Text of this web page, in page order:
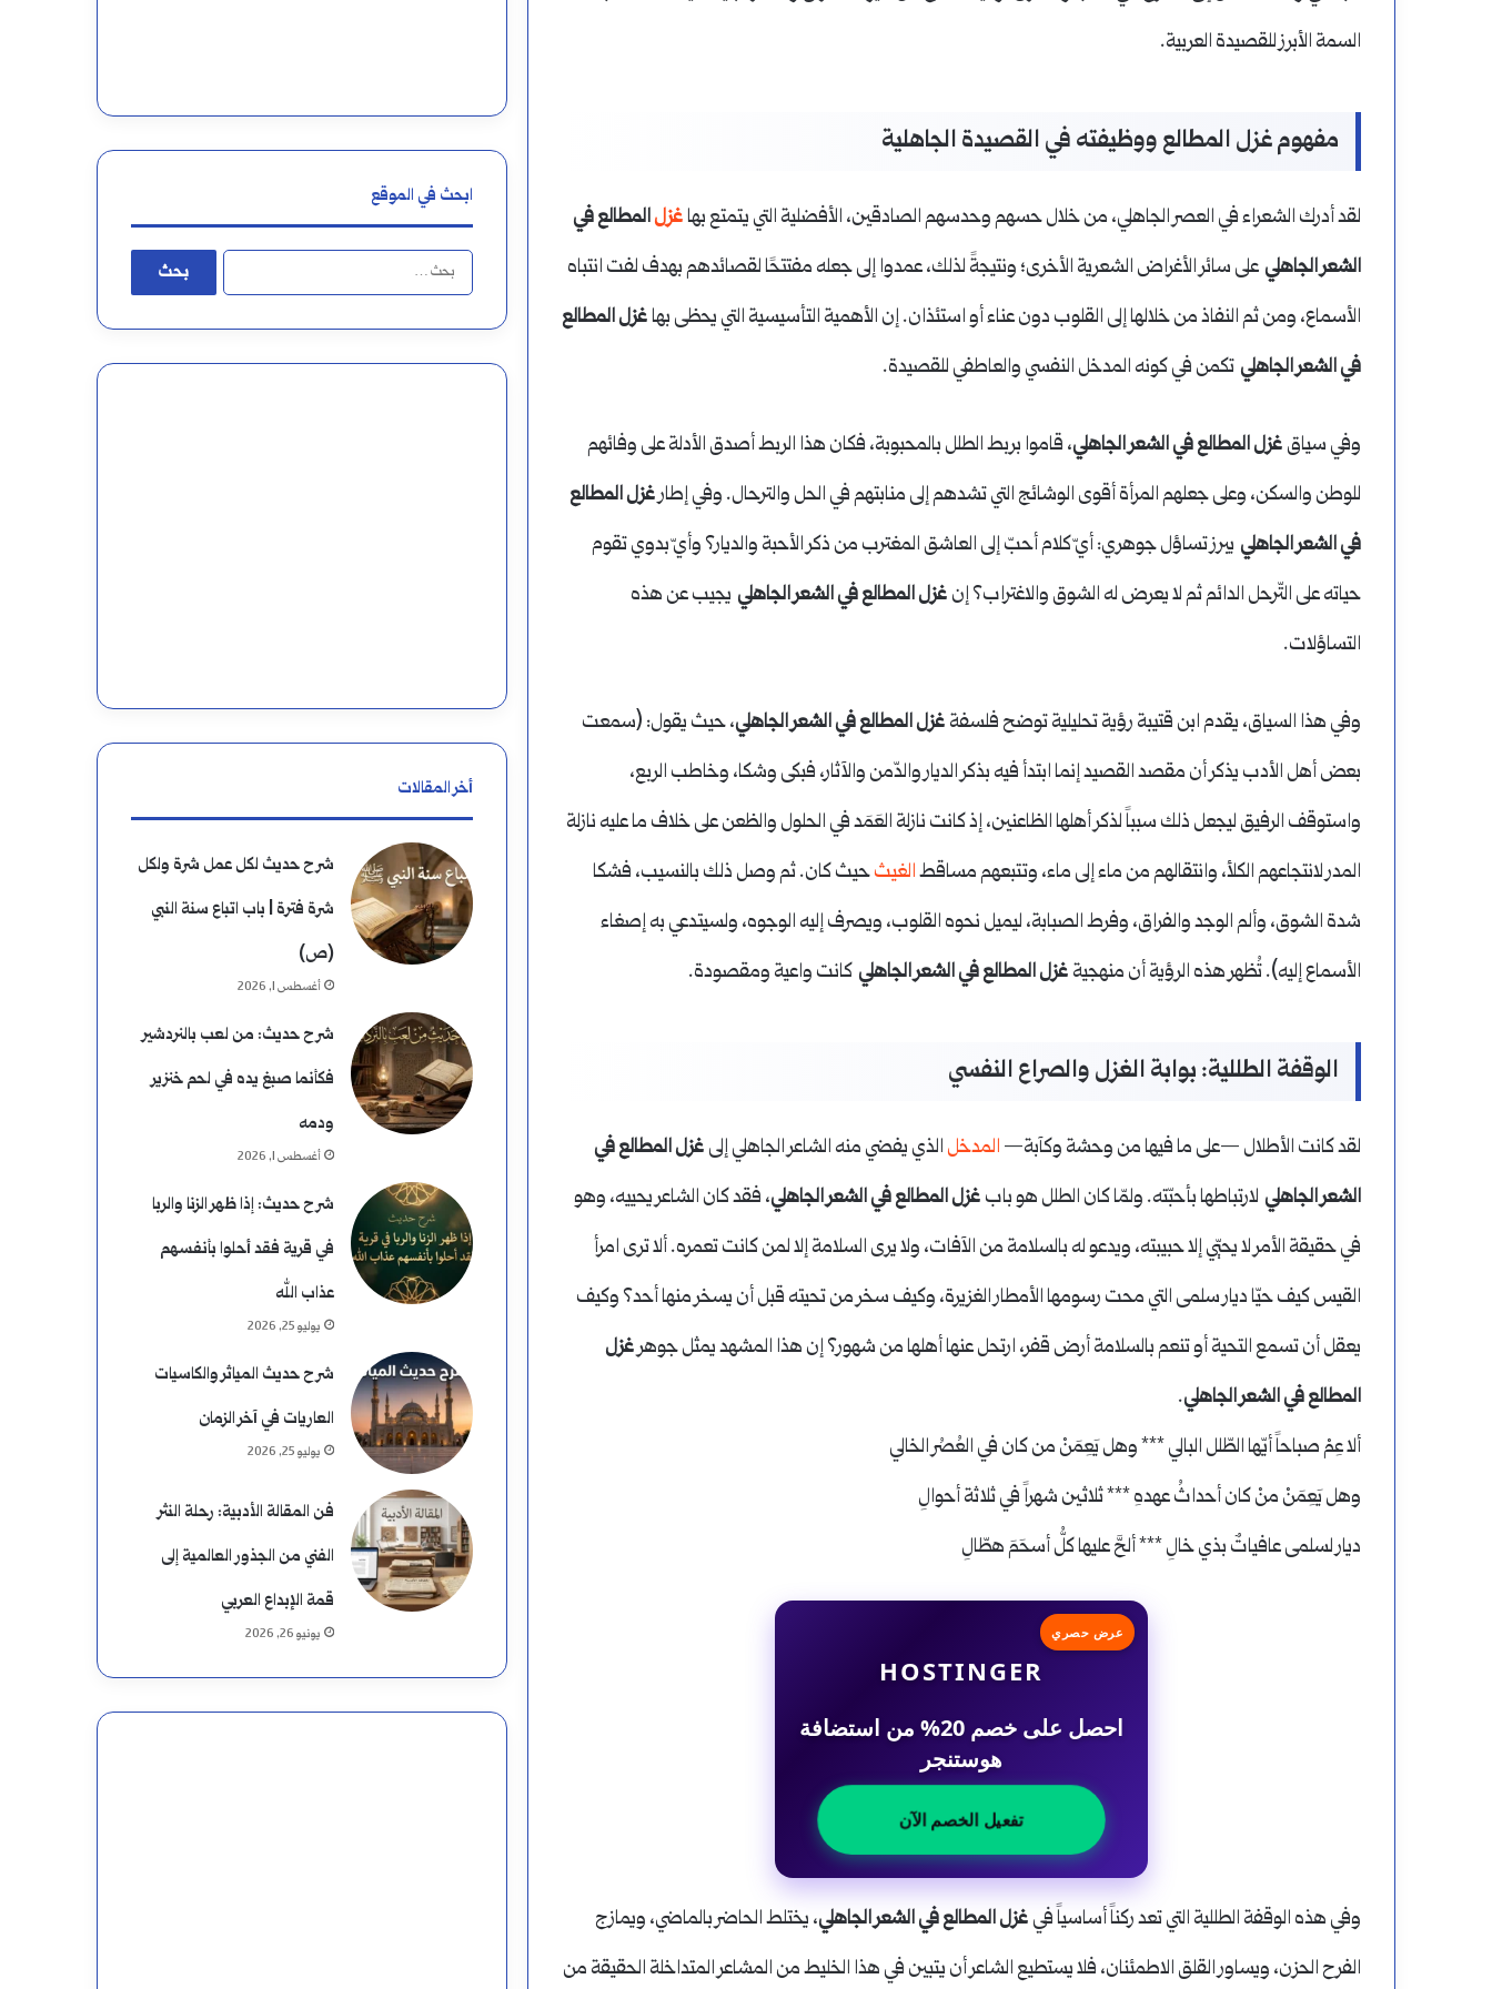
السمة الأبرز للقصيدة العربية.
مفهوم غزل المطالع ووظيفته في القصيدة الجاهلية
لقد أدرك الشعراء في العصر الجاهلي، من خلال حسهم وحدسهم الصادقين، الأفضلية التي يتمتع بهاغزلالمطالع في
الشعر الجاهلي على سائر الأغراض الشعرية الأخرى؛ ونتيجةً لذلك، عمدوا إلى جعله مفتتحًا لقصائدهم بهدف لفت انتباه
الأسماع، ومن ثم النفاذ من خلالها إلى القلوب دون عناء أو استئذان. إن الأهمية التأسيسية التي يحظى بهاغزل المطالع
في الشعر الجاهلي تكمن في كونه المدخل النفسي والعاطفي للقصيدة.
وفي سياقغزل المطالع في الشعر الجاهلي، قاموا بربط الطلل بالمحبوبة، فكان هذا الربط أصدق الأدلة على وفائهم
للوطن والسكن، وعلى جعلهم المرأة أقوى الوشائج التي تشدهم إلى منابتهم في الحل والترحال. وفي إطارغزل المطالع
في الشعر الجاهلي يبرز تساؤل جوهري: أيّ كلام أحبّ إلى العاشق المغترب من ذكر الأحبة والديار؟ وأيّ بدوي تقوم
حياته على التّرحل الدائم ثم لا يعرض له الشوق والاغتراب؟ إنغزل المطالع في الشعر الجاهلي يجيب عن هذه
التساؤلات.
وفي هذا السياق، يقدم ابن قتيبة رؤية تحليلية توضح فلسفةغزل المطالع في الشعر الجاهلي، حيث يقول: (سمعت
بعض أهل الأدب يذكر أن مقصد القصيد إنما ابتدأ فيه بذكر الديار والدّمن والآثار، فبكى وشكا، وخاطب الربع،
واستوقف الرفيق ليجعل ذلك سبباً لذكر أهلها الظاعنين، إذ كانت نازلة العَمَد في الحلول والظعن على خلاف ما عليه نازلة
المدر لانتجاعهم الكلأ، وانتقالهم من ماء إلى ماء، وتتبعهم مساقطالغيثحيث كان. ثم وصل ذلك بالنسيب، فشكا
شدة الشوق، وألم الوجد والفراق، وفرط الصبابة، ليميل نحوه القلوب، ويصرف إليه الوجوه، ولسيتدعي به إصغاء
الأسماع إليه). تُظهر هذه الرؤية أن منهجيةغزل المطالع في الشعر الجاهلي كانت واعية ومقصودة.
الوقفة الطللية: بوابة الغزل والصراع النفسي
لقد كانت الأطلال —على ما فيها من وحشة وكآبة— المدخل الذي يفضي منه الشاعر الجاهلي إلىغزل المطالع في
الشعر الجاهلي لارتباطها بأحبّته. ولمّا كان الطلل هو بابغزل المطالع في الشعر الجاهلي، فقد كان الشاعر يحييه، وهو
في حقيقة الأمر لا يحيّي إلا حبيبته، ويدعو له بالسلامة من الآفات، ولا يرى السلامة إلا لمن كانت تعمره. ألا ترى امرأ
القيس كيف حيّا ديار سلمى التي محت رسومها الأمطار الغزيرة، وكيف سخر من تحيته قبل أن يسخر منها أحد؟ وكيف
يعقل أن تسمع التحية أو تنعم بالسلامة أرض قفر، ارتحل عنها أهلها من شهور؟ إن هذا المشهد يمثل جوهرغزل
المطالع في الشعر الجاهلي.
ألا عِمْ صباحاً أيّها الطّلل البالي *** وهل يَعِمَنْ من كان في العُصُر الخالي
وهل يَعِمَنْ منْ كان أحداثُ عهدهِ *** ثلاثين شهراً في ثلاثة أحوالِ
ديار لسلمى عافياتٌ بذي خالِ *** ألحَّ عليها كلُّ أسحَمَ هطّالِ
عرض حصري
HOSTINGER
احصل على خصم 20% من استضافة
هوستنجر
تفعيل الخصم الآن
وفي هذه الوقفة الطللية التي تعد ركناً أساسياً فيغزل المطالع في الشعر الجاهلي، يختلط الحاضر بالماضي، ويمازج
الفرح الحزن، ويساور القلق الاطمئنان، فلا يستطيع الشاعر أن يتبين في هذا الخليط من المشاعر المتداخلة الحقيقة من
ابحث في الموقع
البحث
أخر المقالات
شرح حديث لكل عمل شرة ولكل
شرة فترة | باب اتباع سنة النبي
(ص)
أغسطس 1, 2026
شرح حديث: من لعب بالنردشير
فكأنما صبغ يده في لحم خنزير
ودمه
أغسطس 1, 2026
شرح حديث: إذا ظهر الزنا والربا
في قرية فقد أحلوا بأنفسهم
عذاب الله
يوليو 25, 2026
شرح حديث المياثر والكاسيات
العاريات في آخر الزمان
يوليو 25, 2026
فن المقالة الأدبية: رحلة النثر
الفني من الجذور العالمية إلى
قمة الإبداع العربي
يونيو 26, 2026